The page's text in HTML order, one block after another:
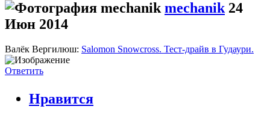
mechanik 24
Июн 2014
Валёк Вергилюш: Salomon Snowcross. Тест-драйв в Гудаури.
Ответить
Нравится